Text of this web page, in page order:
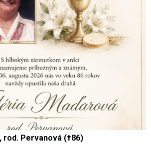
rod. Pervanová (†86)